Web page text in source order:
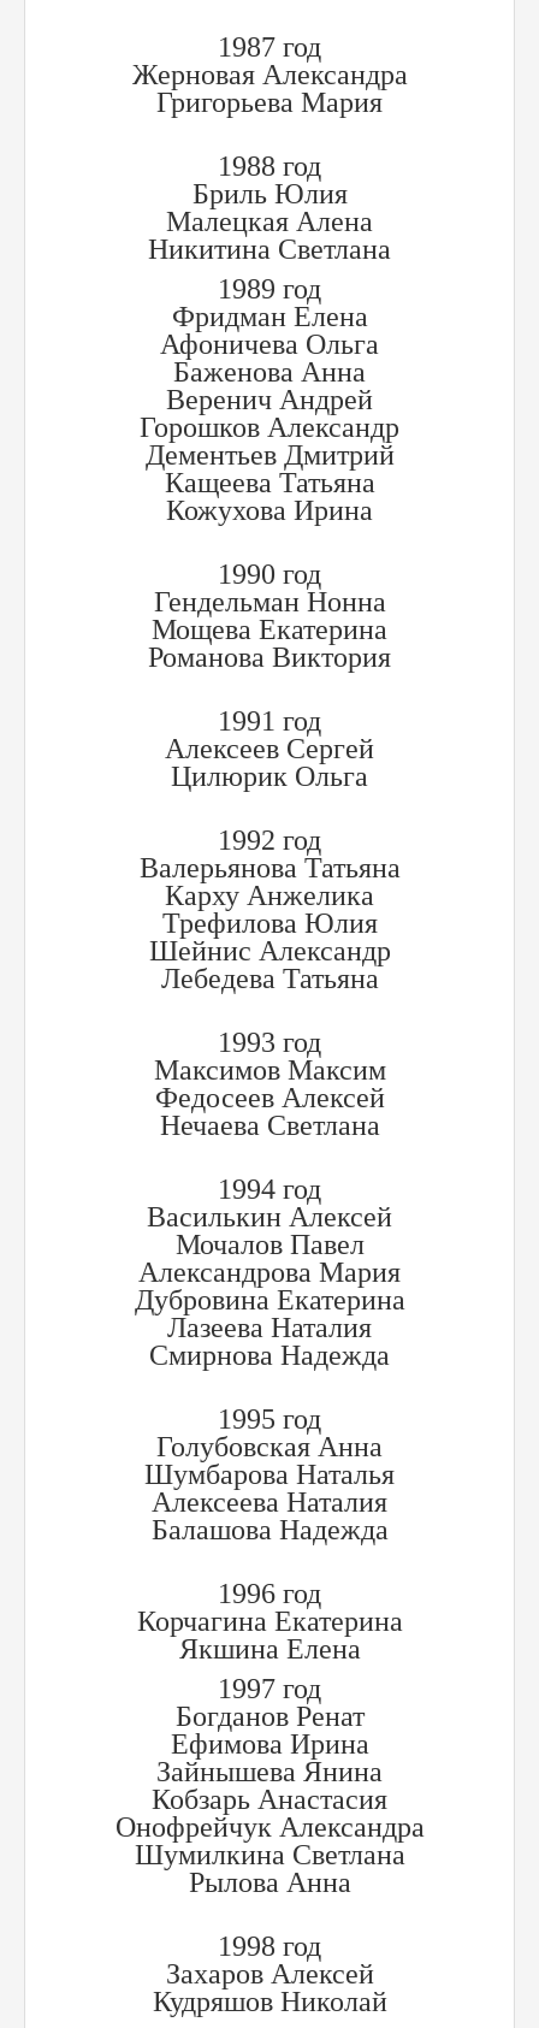
1987 год
Жерновая Александра
Григорьева Мария
1988 год
Бриль Юлия
Малецкая Алена
Никитина Светлана
1989 год
Фридман Елена
Афоничева Ольга
Баженова Анна
Веренич Андрей
Горошков Александр
Дементьев Дмитрий
Кащеева Татьяна
Кожухова Ирина
1990 год
Гендельман Нонна
Мощева Екатерина
Романова Виктория
1991 год
Алексеев Сергей
Цилюрик Ольга
1992 год
Валерьянова Татьяна
Карху Анжелика
Трефилова Юлия
Шейнис Александр
Лебедева Татьяна
1993 год
Максимов Максим
Федосеев Алексей
Нечаева Светлана
1994 год
Василькин Алексей
Мочалов Павел
Александрова Мария
Дубровина Екатерина
Лазеева Наталия
Смирнова Надежда
1995 год
Голубовская Анна
Шумбарова Наталья
Алексеева Наталия
Балашова Надежда
1996 год
Корчагина Екатерина
Якшина Елена
1997 год
Богданов Ренат
Ефимова Ирина
Зайнышева Янина
Кобзарь Анастасия
Онофрейчук Александра
Шумилкина Светлана
Рылова Анна
1998 год
Захаров Алексей
Кудряшов Николай